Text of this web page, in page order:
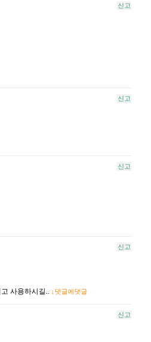
신고
신고
신고
신고
사용하시길.. ↓댓글에댓글
신고